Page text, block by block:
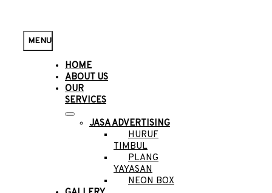
MENU
HOME
ABOUT US
OUR
SERVICES
JASA ADVERTISING
HURUF
TIMBUL
PLANG
YAYASAN
NEON BOX